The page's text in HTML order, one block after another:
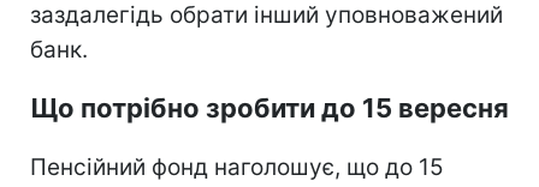
заздалегідь обрати інший уповноважений
банк.
Що потрібно зробити до 15 вересня
Пенсійний фонд наголошує, що до 15